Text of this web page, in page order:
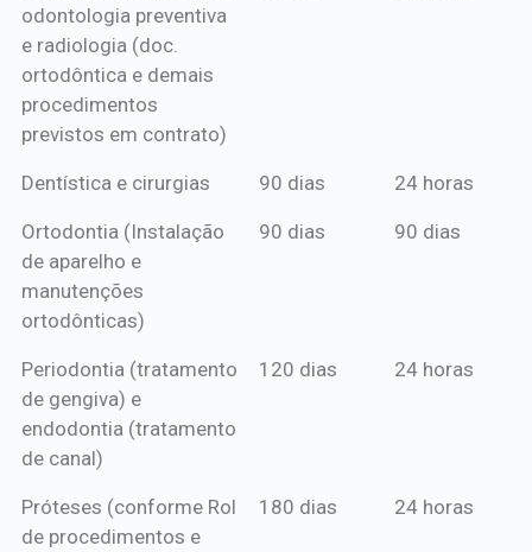
odontologia preventiva
e radiologia (doc.
ortodôntica e demais
procedimentos
previstos em contrato)
Dentística e cirurgias 90 dias 24 horas
Ortodontia (Instalação
de aparelho e
manutenções
ortodônticas)
90 dias 90 dias
Periodontia (tratamento
de gengiva) e
endodontia (tratamento
de canal)
120 dias 24 horas
Próteses (conforme Rol
de procedimentos e
180 dias 24 horas